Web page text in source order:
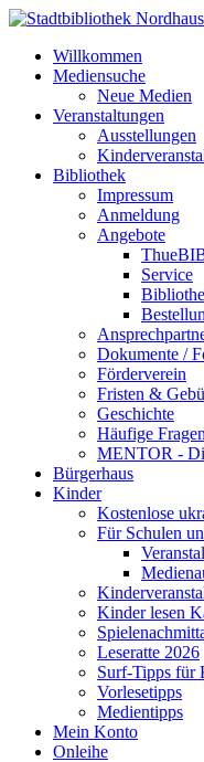
Willkommen
Mediensuche
Neue Medien
Veranstaltungen
Ausstellungen
Bibliothek
Impressum
Anmeldung
Angebote
Service
Dokumente /
Förderverein
Fristen &
Geschichte
Häufige Fragen
MENTOR -
Bürgerhaus
Kinder
Kostenlose
Für Schulen
Kinder lesen
Leseratte 2026
Surf-Tipps für
Vorlesetipps
Medientipps
Mein Konto
Onleihe